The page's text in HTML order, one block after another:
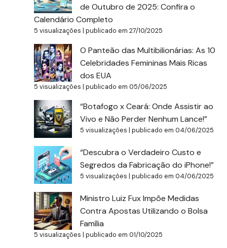
de Outubro de 2025: Confira o
Calendário Completo
5 visualizações |publicado em 27/10/2025
O Panteão das Multibilionárias: As 10
Celebridades Femininas Mais Ricas
dos EUA
5 visualizações |publicado em 05/06/2025
“Botafogo x Ceará: Onde Assistir ao
Vivo e Não Perder Nenhum Lance!”
5 visualizações |publicado em 04/06/2025
“Descubra o Verdadeiro Custo e
Segredos da Fabricação do iPhone!”
5 visualizações |publicado em 04/06/2025
Ministro Luiz Fux Impõe Medidas
Contra Apostas Utilizando o Bolsa
Família
5 visualizações |publicado em 01/10/2025